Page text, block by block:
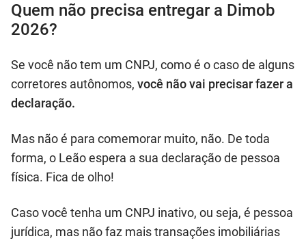
Quem não precisa entregar a Dimob
2026?
Se você não tem um CNPJ, como é o caso de alguns
corretores autônomos, você não vai precisar fazer a
declaração.
Mas não é para comemorar muito, não. De toda
forma, o Leão espera a sua declaração de pessoa
física. Fica de olho!
Caso você tenha um CNPJ inativo, ou seja, é pessoa
jurídica, mas não faz mais transações imobiliárias